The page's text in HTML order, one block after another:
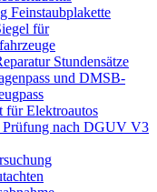
Feinstaubplakette
für
Stundensätze
und DMSB-
für Elektroautos
Prüfung nach DGUV V3